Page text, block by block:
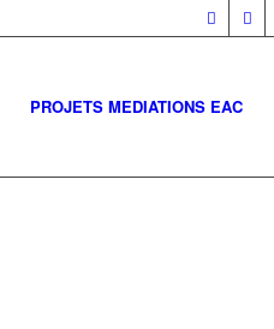
PROJETS MEDIATIONS EAC